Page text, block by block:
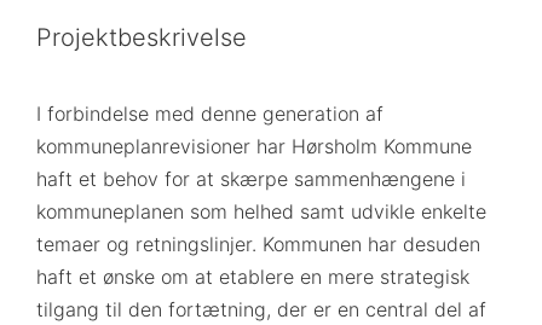
Projektbeskrivelse
I forbindelse med denne generation af
kommuneplanrevisioner har Hørsholm Kommune
haft et behov for at skærpe sammenhængene i
kommuneplanen som helhed samt udvikle enkelte
temaer og retningslinjer. Kommunen har desuden
haft et ønske om at etablere en mere strategisk
tilgang til den fortætning, der er en central del af